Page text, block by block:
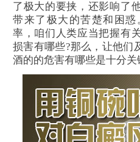
了极大的要挟，还影响了
带来了极大的苦楚和困
率，咱们人类应当把握有
损害有哪些?那么，让他们
酒的的危害有哪些是十分关